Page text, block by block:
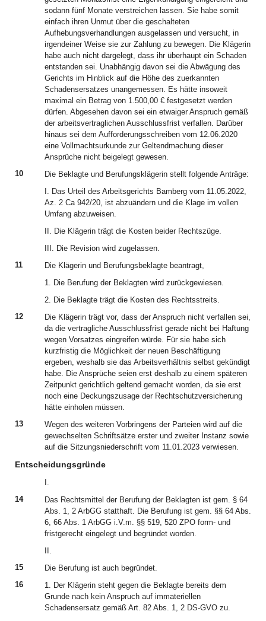
sodann fünf Monate verstreichen lassen. Sie habe somit
einfach ihren Unmut über die geschalteten
Aufhebungsverhandlungen ausgelassen und versucht, in
irgendeiner Weise sie zur Zahlung zu bewegen. Die Klägerin
habe auch nicht dargelegt, dass ihr überhaupt ein Schaden
entstanden sei. Unabhängig davon sei die Abwägung des
Gerichts im Hinblick auf die Höhe des zuerkannten
Schadensersatzes unangemessen. Es hätte insoweit
maximal ein Betrag von 1.500,00 € festgesetzt werden
dürfen. Abgesehen davon sei ein etwaiger Anspruch gemäß
der arbeitsvertraglichen Ausschlussfrist verfallen. Darüber
hinaus sei dem Aufforderungsschreiben vom 12.06.2020
eine Vollmachtsurkunde zur Geltendmachung dieser
Ansprüche nicht beigelegt gewesen.
10
Die Beklagte und Berufungsklägerin stellt folgende Anträge:
I. Das Urteil des Arbeitsgerichts Bamberg vom 11.05.2022,
Az. 2 Ca 942/20, ist abzuändern und die Klage im vollen
Umfang abzuweisen.
II. Die Klägerin trägt die Kosten beider Rechtszüge.
III. Die Revision wird zugelassen.
11
Die Klägerin und Berufungsbeklagte beantragt,
1. Die Berufung der Beklagten wird zurückgewiesen.
2. Die Beklagte trägt die Kosten des Rechtsstreits.
12
Die Klägerin trägt vor, dass der Anspruch nicht verfallen sei,
da die vertragliche Ausschlussfrist gerade nicht bei Haftung
wegen Vorsatzes eingreifen würde. Für sie habe sich
kurzfristig die Möglichkeit der neuen Beschäftigung
ergeben, weshalb sie das Arbeitsverhältnis selbst gekündigt
habe. Die Ansprüche seien erst deshalb zu einem späteren
Zeitpunkt gerichtlich geltend gemacht worden, da sie erst
noch eine Deckungszusage der Rechtschutzversicherung
hätte einholen müssen.
13
Wegen des weiteren Vorbringens der Parteien wird auf die
gewechselten Schriftsätze erster und zweiter Instanz sowie
auf die Sitzungsniederschrift vom 11.01.2023 verwiesen.
Entscheidungsgründe
I.
14
Das Rechtsmittel der Berufung der Beklagten ist gem. § 64
Abs. 1, 2 ArbGG statthaft. Die Berufung ist gem. §§ 64 Abs.
6, 66 Abs. 1 ArbGG i.V.m. §§ 519, 520 ZPO form- und
fristgerecht eingelegt und begründet worden.
II.
15
Die Berufung ist auch begründet.
16
1. Der Klägerin steht gegen die Beklagte bereits dem
Grunde nach kein Anspruch auf immateriellen
Schadensersatz gemäß Art. 82 Abs. 1, 2 DS-GVO zu.